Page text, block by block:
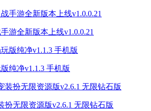
游全新版本上线v1.0.0.21
纯净v1.1.3 手机版
扮无限资源版v2.6.1 无限钻石版